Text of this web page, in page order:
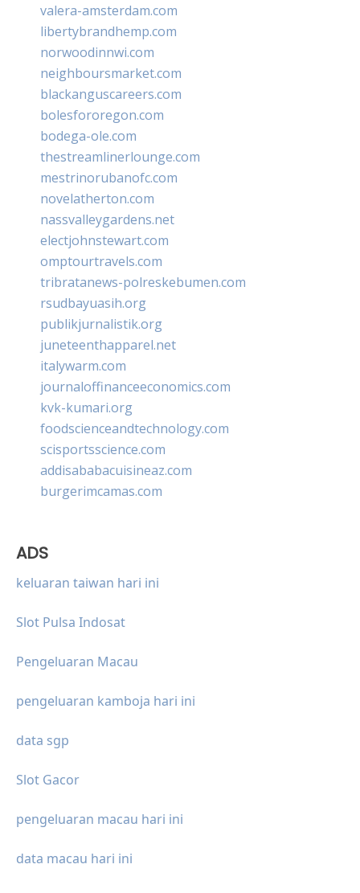
valera-amsterdam.com
libertybrandhemp.com
norwoodinnwi.com
neighboursmarket.com
blackanguscareers.com
bolesfororegon.com
bodega-ole.com
thestreamlinerlounge.com
mestrinorubanofc.com
novelatherton.com
nassvalleygardens.net
electjohnstewart.com
omptourtravels.com
tribratanews-polreskebumen.com
rsudbayuasih.org
publikjurnalistik.org
juneteenthapparel.net
italywarm.com
journaloffinanceeconomics.com
kvk-kumari.org
foodscienceandtechnology.com
scisportsscience.com
addisababacuisineaz.com
burgerimcamas.com
ADS
keluaran taiwan hari ini
Slot Pulsa Indosat
Pengeluaran Macau
pengeluaran kamboja hari ini
data sgp
Slot Gacor
pengeluaran macau hari ini
data macau hari ini